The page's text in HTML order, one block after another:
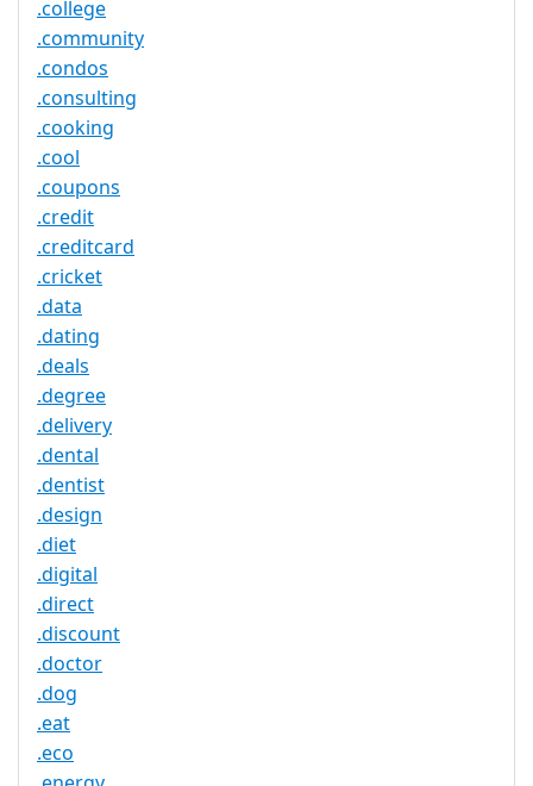
.college
.community
.condos
.consulting
.cooking
.cool
.coupons
.credit
.creditcard
.cricket
.data
.dating
.deals
.degree
.delivery
.dental
.dentist
.design
.diet
.digital
.direct
.discount
.doctor
.dog
.eat
.eco